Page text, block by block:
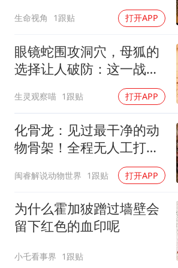
生命视角 1跟贴 打开APP
眼镜蛇围攻洞穴，母狐的
选择让人破防：这一战，
生灵观察喵 1跟贴 打开APP
化骨龙：见过最干净的动
物骨架！全程无人工打
闽睿解说动物世界 1跟贴 打开APP
为什么霍加狓蹭过墙壁会
留下红色的血印呢
小乇看事界 1跟贴